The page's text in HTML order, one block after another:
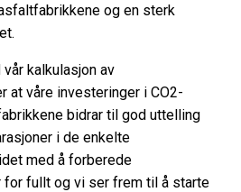
og en sterk
kalkulasjon av
at våre investeringer i CO2-
bidrar til god uttelling
i de enkelte
med å forberede
fullt og vi ser frem til å starte